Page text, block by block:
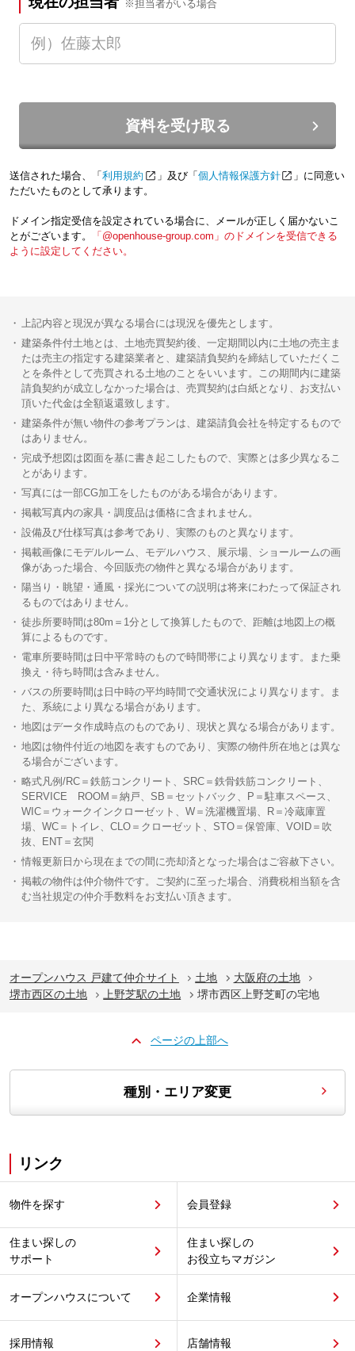
※担当者がいる場合
資料を受け取る
送信された場合、「 利用規約 」及び「 個人情報保護方針
」に同意い
ただいたものとして承ります。
ドメイン指定受信を設定されている場合に、メールが正しく届かないこ
とがございます。
「@openhouse-group.com」のドメインを受信できる
ように設定してください。
上記内容と現況が異なる場合には現況を優先とします。
建築条件付土地とは、土地売買契約後、一定期間以内に土地の売主ま
たは売主の指定する建築業者と、建築請負契約を締結していただくこ
とを条件として売買される土地のことをいいます。この期間内に建築
請負契約が成立しなかった場合は、売買契約は白紙となり、お支払い
頂いた代金は全額返還致します。
建築条件が無い物件の参考プランは、建築請負会社を特定するもので
はありません。
完成予想図は図面を基に書き起こしたもので、実際とは多少異なるこ
とがあります。
写真には一部CG加工をしたものがある場合があります。
掲載写真内の家具・調度品は価格に含まれません。
設備及び仕様写真は参考であり、実際のものと異なります。
掲載画像にモデルルーム、モデルハウス、展示場、ショールームの画
像があった場合、今回販売の物件と異なる場合があります。
陽当り・眺望・通風・採光についての説明は将来にわたって保証され
るものではありません。
徒歩所要時間は80m＝1分として換算したもので、距離は地図上の概
算によるものです。
電車所要時間は日中平常時のもので時間帯により異なります。また乗
換え・待ち時間は含みません。
バスの所要時間は日中時の平均時間で交通状況により異なります。ま
た、系統により異なる場合があります。
地図はデータ作成時点のものであり、現状と異なる場合があります。
地図は物件付近の地図を表すものであり、実際の物件所在地とは異な
る場合がございます。
略式凡例/RC＝鉄筋コンクリート、SRC＝鉄骨鉄筋コンクリート、
SERVICE ROOM＝納戸、SB＝セットバック、P＝駐車スペース、
WIC＝ウォークインクローゼット、W＝洗濯機置場、R＝冷蔵庫置
場、WC＝トイレ、CLO＝クローゼット、STO＝保管庫、VOID＝吹
抜、ENT＝玄関
情報更新日から現在までの間に売却済となった場合はご容赦下さい。
掲載の物件は仲介物件です。ご契約に至った場合、消費税相当額を含
む当社規定の仲介手数料をお支払い頂きます。
オープンハウス 戸建て仲介サイト 土地
大阪府の土地
堺市西区の土地
上野芝駅の土地 堺市西区上野芝町の宅地
ページの上部へ
種別・エリア変更
リンク
物件を探す 会員登録
住まい探しの
サポート
住まい探しの
お役立ちマガジン
オープンハウスについて 企業情報
採用情報 店舗情報